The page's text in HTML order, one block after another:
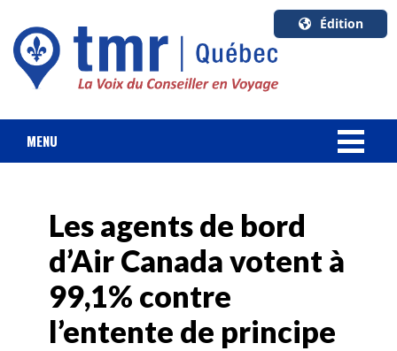
Édition
U.S.A.
English
Canada
Français
MENU
FORFAIT VACANCES
CROISIÈRES
HOTELS & RESORTS
Les agents de bord
d’Air Canada votent à
99,1% contre
l’entente de principe